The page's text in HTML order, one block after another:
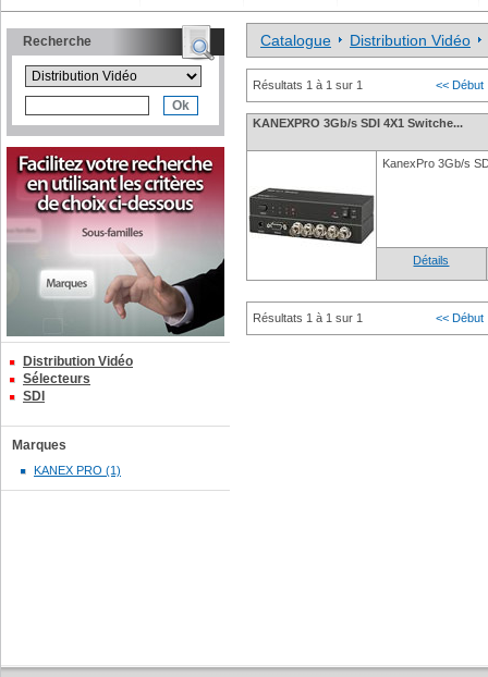
Recherche
Distribution Vidéo
Sélecteurs
SDI
Marques
KANEX PRO (1)
Catalogue Distribution Vidéo
Résultats 1 à 1 sur 1 << Début
KANEXPRO 3Gb/s SDI 4X1 Switche...
KanexPro 3Gb/s
Détails
Résultats 1 à 1 sur 1 << Début